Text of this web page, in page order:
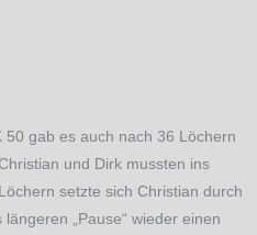
50 gab es auch nach 36 Löchern
und Dirk mussten ins
setzte sich Christian durch
„Pause“ wieder einen